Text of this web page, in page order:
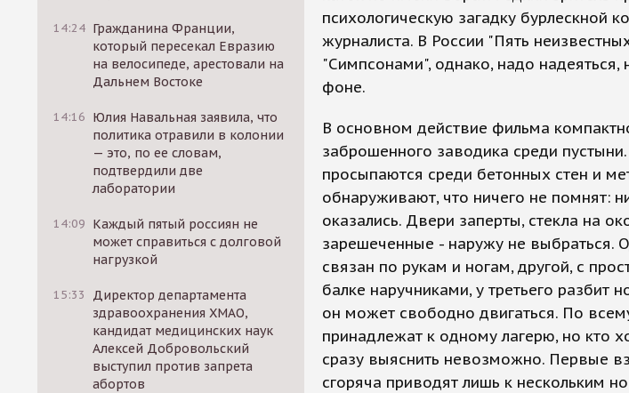
14:24 Гражданина Франции,
который пересекал Евразию
на велосипеде, арестовали на
Дальнем Востоке
14:16 Юлия Навальная заявила, что
политика отравили в колонии
— это, по ее словам,
подтвердили две
лаборатории
14:09 Каждый пятый россиян не
может справиться с долговой
нагрузкой
15:33
Директор департамента
здравоохранения ХМАО,
кандидат медицинских наук
Алексей Добровольский
выступил против запрета
абортов
психологическую загадку бурлескной
журналиста. В России "Пять
"Симпсонами", однако, надо надеяться,
фоне.
В основном действие фильма
заброшенного заводика среди
просыпаются среди бетонных стен и
обнаруживают, что ничего не помнят:
оказались. Двери заперты, стекла на
зарешеченные - наружу не выбраться.
связан по рукам и ногам, другой, с
балке наручниками, у третьего разбит
он может свободно двигаться. По
принадлежат к одному лагерю, но кто
сразу выяснить невозможно. Первые
сгоряча приводят лишь к нескольким